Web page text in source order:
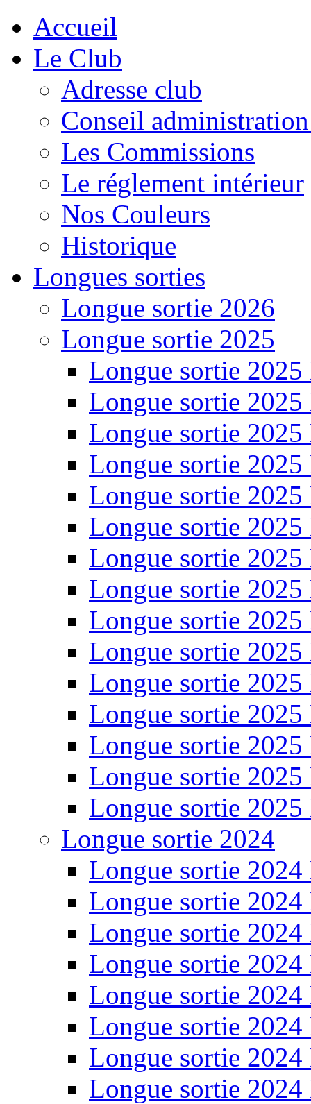
Accueil
Le Club
Adresse club
Conseil
Les Commissions
Le réglement intérieur
Nos Couleurs
Historique
Longues sorties
Longue sortie 2026
Longue sortie 2025
Longue sortie 2025
Longue sortie 2025
Longue sortie 2025
Longue sortie 2025
Longue sortie 2025
Longue sortie 2025
Longue sortie 2025
Longue sortie 2025
Longue sortie 2025
Longue sortie 2025
Longue sortie 2025
Longue sortie 2025
Longue sortie 2025
Longue sortie 2025
Longue sortie 2025
Longue sortie 2024
Longue sortie 2024
Longue sortie 2024
Longue sortie 2024
Longue sortie 2024
Longue sortie 2024
Longue sortie 2024
Longue sortie 2024
Longue sortie 2024